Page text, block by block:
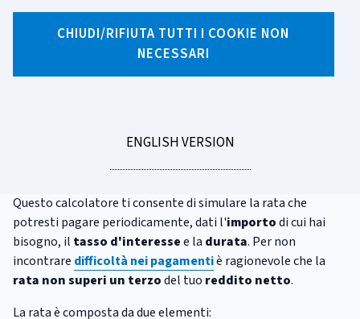
CHIUDI/RIFIUTA TUTTI I COOKIE NON
NECESSARI
GO
ENGLISH VERSION
Calcolatore del prestito
personale
CATEGORIA:
CALCOLATORI
consumatorein un'unica soluzione e il
consumatore la restituisce a rate.
Questo calcolatore ti consente di simulare la rata che
potresti pagare periodicamente, dati l'importodi cui hai
bisogno, il tasso d'interessee la durata. Per non
incontrare difficoltà nei pagamentiè ragionevole che la
rata non superi un terzodel tuo reddito netto.
La rata è composta da due elementi: